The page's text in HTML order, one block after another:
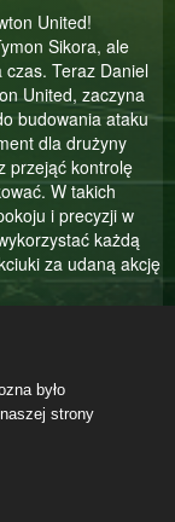
United!
Sikora, ale
czas. Teraz Daniel
United, zaczyna
budowania ataku
dla drużyny
przejąć kontrolę
W takich
i precyzji w
każdą
za udaną akcję
Daniel Harsen
się
FC Danlight na
szczególnie jeśli
pożądany
gry, ale
wnioski z
było
strony